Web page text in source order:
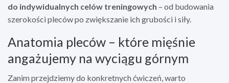
do indywidualnych celów treningowych – od budowania
szerokości pleców po zwiększanie ich grubości i siły.
Anatomia pleców – które mięśnie
angażujemy na wyciągu górnym
Zanim przejdziemy do konkretnych ćwiczeń, warto